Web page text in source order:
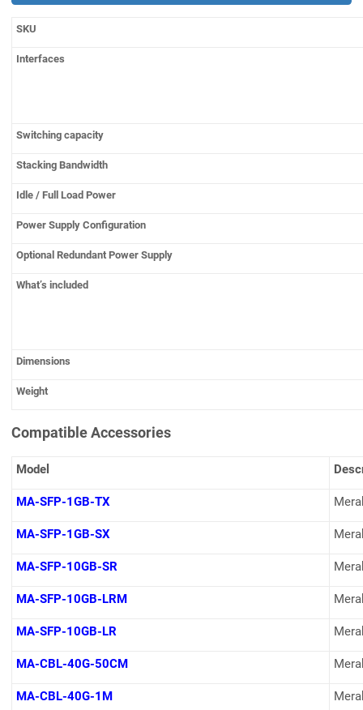
SKU
Interfaces
Switching capacity
Stacking Bandwidth
Idle / Full Load Power
Power Supply Configuration
Optional Redundant Power Supply
What’s included
Dimensions
Weight
Compatible Accessories
Model
MA-SFP-1GB-TX
MA-SFP-1GB-SX
MA-SFP-10GB-SR
MA-SFP-10GB-LRM
MA-SFP-10GB-LR
MA-CBL-40G-50CM
MA-CBL-40G-1M